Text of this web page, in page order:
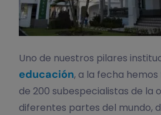
Uno de nuestros pilares
educación, a la fecha
de 200 subespecialistas de la
diferentes partes del mundo,